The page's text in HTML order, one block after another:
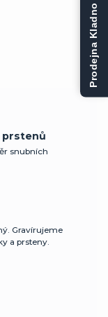
prstenů
snubních
Gravírujeme
a prsteny.
Prodejna Kladno